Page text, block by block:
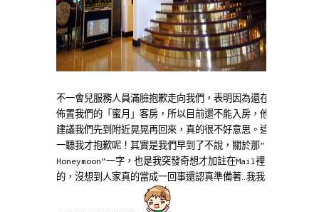
不一會兒服務人員滿臉抱歉走向我們，表明因為還在
佈置我們的「蜜月」客房，所以目前還不能入房，他
建議我們先到附近晃晃再回來，真的很不好意思。這
一聽我才抱歉呢！其實是我們早到了不說，關於那”
Honeymoon”一字，也是我突發奇想才加註在Mail裡
的，沒想到人家真的當成一回事還認真準備著…我我